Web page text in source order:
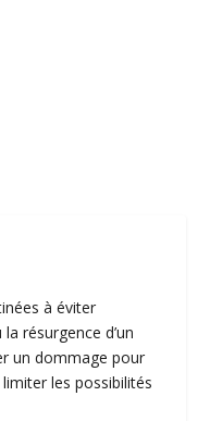
à éviter
résurgence d’un
un dommage pour
limiter les possibilités